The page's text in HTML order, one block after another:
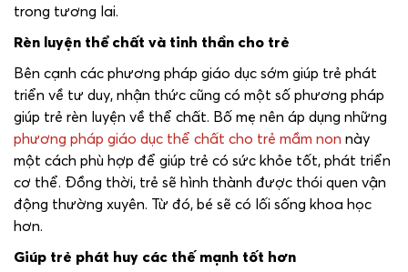
trong tương lai.
Rèn luyện thể chất và tinh thần cho trẻ
Bên cạnh các phương pháp giáo dục sớm giúp trẻ phát
triển về tư duy, nhận thức cũng có một số phương pháp
giúp trẻ rèn luyện về thể chất. Bố mẹ nên áp dụng những
phương pháp giáo dục thể chất cho trẻ mầm non này
một cách phù hợp để giúp trẻ có sức khỏe tốt, phát triển
cơ thể. Đồng thời, trẻ sẽ hình thành được thói quen vận
động thường xuyên. Từ đó, bé sẽ có lối sống khoa học
hơn.
Giúp trẻ phát huy các thế mạnh tốt hơn